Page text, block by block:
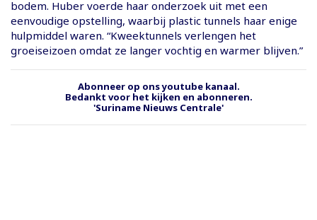
bodem. Huber voerde haar onderzoek uit met een
eenvoudige opstelling, waarbij plastic tunnels haar enige
hulpmiddel waren. “Kweektunnels verlengen het
groeiseizoen omdat ze langer vochtig en warmer blijven.”
Abonneer op ons youtube kanaal.
Bedankt voor het kijken en abonneren.
'Suriname Nieuws Centrale'